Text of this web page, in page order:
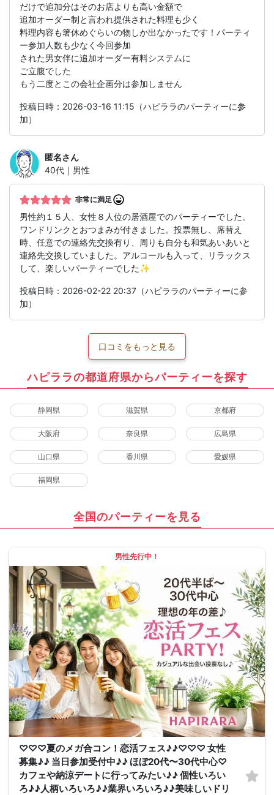
だけで追加分はそのお店よりも高い金額で
追加オーダー制と言われ提供された料理も少く
料理内容も箸休めぐらいの物しか出なかったです！パーティ
ー参加人数も少なく今回参加
された男女伴に追加オーダー有料システムに
ご立腹でした
もう二度とこの会社企画分は参加しません
投稿日時：2026-03-16 11:15（ハピララのパーティーに参
加）
匿名さん
40代｜男性
非常に満足
男性約１５人、女性８人位の居酒屋でのパーティーでした。
ワンドリンクとおつまみが付きました。投票無し、席替え
時、任意での連絡先交換有り、周りも自分も和気あいあいと
連絡先交換していました。アルコールも入って、リラックス
して、楽しいパーティーでした✨
投稿日時：2026-02-22 20:37（ハピララのパーティーに参
加）
口コミをもっと見る
ハピララの都道府県からパーティーを探す
静岡県 滋賀県 京都府
大阪府 奈良県 広島県
山口県 香川県 愛媛県
福岡県
全国のパーティーを見る
男性先行中！
♡♡♡夏のメガ合コン！恋活フェス♪♪♡♡♡ 女性
募集♪♪ 当日参加受付中♪♪ ほぼ20代〜30代中心♡
カフェや納涼デートに行ってみたい♪♪ 個性いろい
ろ♪♪人柄いろいろ♪♪業界いろいろ♪♪美味しいドリ